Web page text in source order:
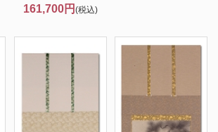
161,700円 (税込)